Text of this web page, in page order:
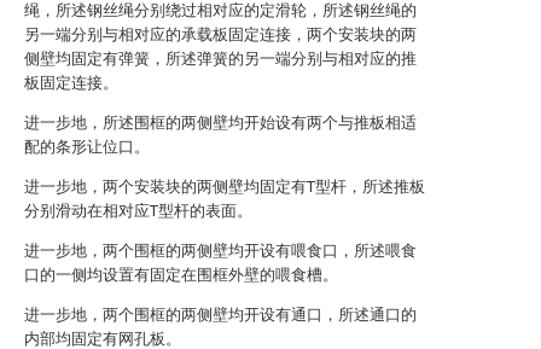
绳，所述钢丝绳分别绕过相对应的定滑轮，所述钢丝绳的
另一端分别与相对应的承载板固定连接，两个安装块的两
侧壁均固定有弹簧，所述弹簧的另一端分别与相对应的推
板固定连接。
进一步地，所述围框的两侧壁均开始设有两个与推板相适
配的条形让位口。
进一步地，两个安装块的两侧壁均固定有T型杆，所述推板
分别滑动在相对应T型杆的表面。
进一步地，两个围框的两侧壁均开设有喂食口，所述喂食
口的一侧均设置有固定在围框外壁的喂食槽。
进一步地，两个围框的两侧壁均开设有通口，所述通口的
内部均固定有网孔板。